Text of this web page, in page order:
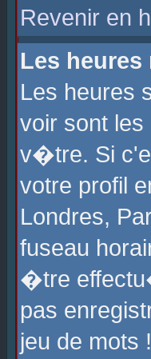
Revenir en
Les
Les heures
voir sont
v�tre. Si
votre profil
Londres,
fuseau
�tre
pas
jeu de mots !